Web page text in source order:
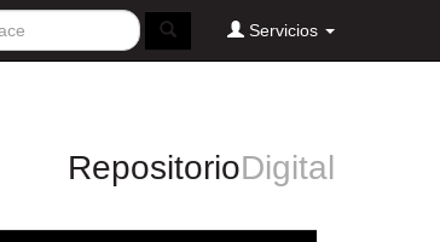
Servicios
RepositorioDigital